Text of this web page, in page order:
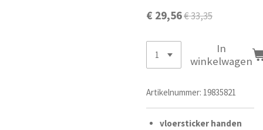
€ 29,56€ 33,35
In
winkelwagen
Artikelnummer: 19835821
vloersticker handen